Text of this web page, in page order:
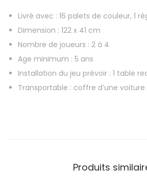
Livré avec : 16 palets de couleur, 1
Dimension : 122 x 41 cm
Nombre de joueurs : 2 à 4
Age minimum : 5 ans
Installation du jeu prévoir : 1 table
Transportable : coffre d’une voiture
Produits